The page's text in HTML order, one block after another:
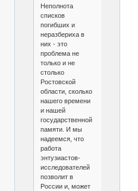
Неполнота
списков
погибших и
неразбериха в
них - это
проблема не
только и не
столько
Ростовской
области, сколько
нашего времени
и нашей
государственной
памяти. И мы
надеемся, что
работа
энтузиастов-
исследователей
позволит в
России и, может